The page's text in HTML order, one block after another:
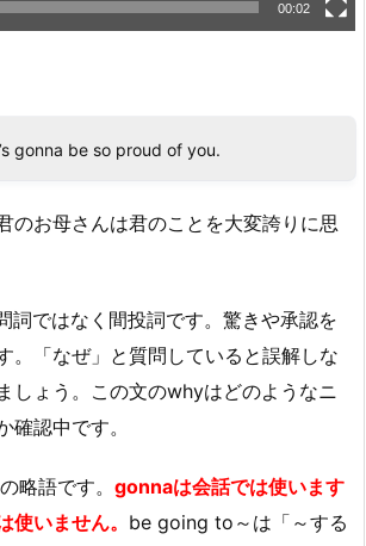
00:02
gonna be so proud of you.
のお母さんは君のことを大変誇りに思
詞ではなく間投詞です。驚きや承認を
。「なぜ」と質問していると誤解しな
しょう。この文のwhyはどのようなニ
確認中です。
略語です。 gonnaは会話では使います
使いません。 be going to～は「～する